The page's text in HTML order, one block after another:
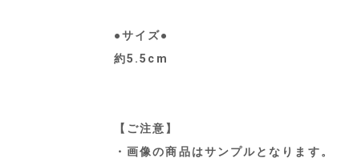
●サイズ●
約5.5cm
【ご注意】
・画像の商品はサンプルとなります。